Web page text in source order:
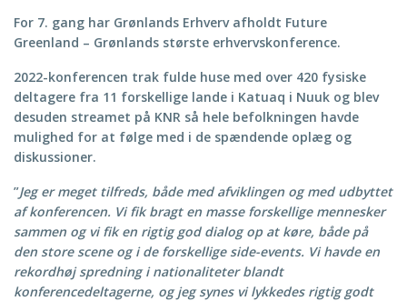
For 7. gang har Grønlands Erhverv afholdt Future
Greenland – Grønlands største erhvervskonference.
2022-konferencen trak fulde huse med over 420 fysiske
deltagere fra 11 forskellige lande i Katuaq i Nuuk og blev
desuden streamet på KNR så hele befolkningen havde
mulighed for at følge med i de spændende oplæg og
diskussioner.
”Jeg er meget tilfreds, både med afviklingen og med udbyttet
af konferencen. Vi fik bragt en masse forskellige mennesker
sammen og vi fik en rigtig god dialog op at køre, både på
den store scene og i de forskellige side-events. Vi havde en
rekordhøj spredning i nationaliteter blandt
konferencedeltagerne, og jeg synes vi lykkedes rigtig godt